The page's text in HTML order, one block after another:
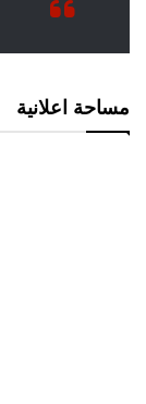
مساحة اعلانية